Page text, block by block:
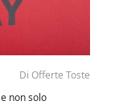
Di Offerte Toste
non solo